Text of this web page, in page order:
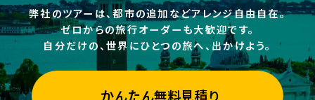
弊社のツアーは、都市の追加などアレンジ自由自在。
ゼロからの旅行オーダーも大歓迎です。
自分だけの、世界にひとつの旅へ、出かけよう。
かんたん無料見積り